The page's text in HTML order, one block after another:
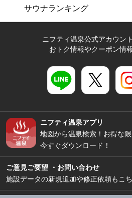
サウナランキング
ニフティ温泉公式アカウン
おトク情報やクーポン情
ニフティ温泉アプリ
地図から温泉検索！お得な限
今すぐダウンロード！
ご意見ご要望 ・お問い合わせ
施設データの新規追加や修正依頼もこ